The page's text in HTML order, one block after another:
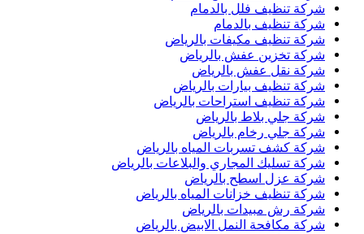
شركة تنظيف فلل بالدمام
شركة تنظيف بالدمام
شركة تنظيف مكيفات بالرياض
شركة تخزين عفش بالرياض
شركة نقل عفش بالرياض
شركة تنظيف بيارات بالرياض
شركة تنظيف استراحات بالرياض
شركة جلي بلاط بالرياض
شركة جلي رخام بالرياض
شركة كشف تسربات المياه بالرياض
شركة تسليك المجاري والبلاعات بالرياض
شركة عزل اسطح بالرياض
شركة تنظيف خزانات المياه بالرياض
شركة رش مبيدات بالرياض
شركة مكافحة النمل الابيض بالرياض